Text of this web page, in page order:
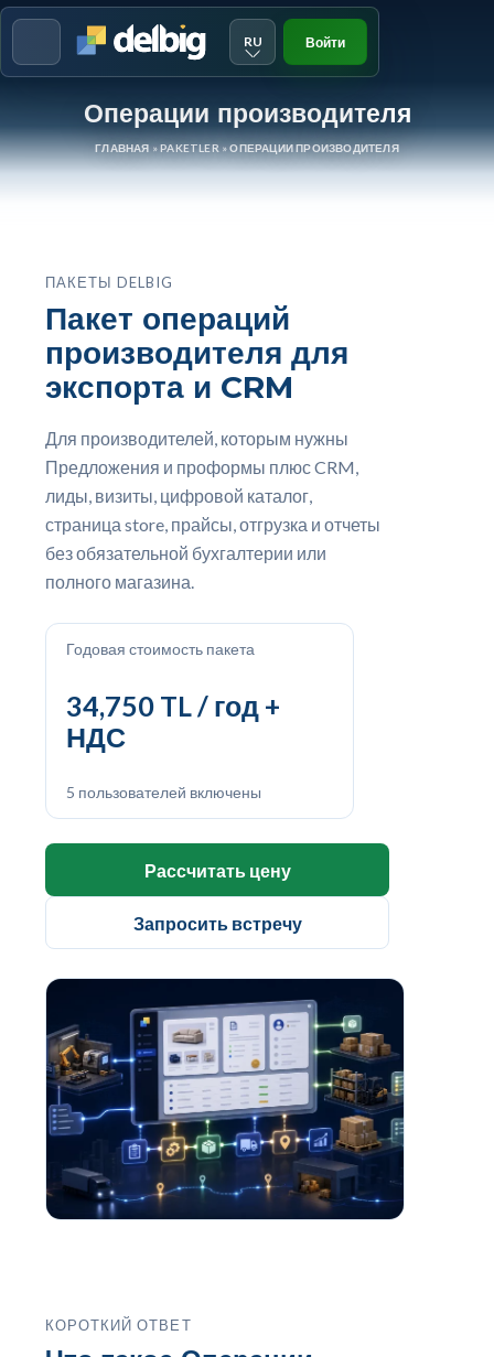
RU Войти
Операции производителя
ГЛАВНАЯ»PAKETLER»ОПЕРАЦИИ ПРОИЗВОДИТЕЛЯ
ПАКЕТЫ DELBIG
Пакет операций
производителя для
экспорта и CRM
Для производителей, которым нужны
Предложения и проформы плюс CRM,
лиды, визиты, цифровой каталог,
страница store, прайсы, отгрузка и отчеты
без обязательной бухгалтерии или
полного магазина.
Годовая стоимость пакета
34,750 TL / год +
НДС
5 пользователей включены
Рассчитать цену
Запросить встречу
КОРОТКИЙ ОТВЕТ